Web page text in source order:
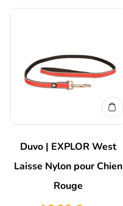
Duvo | EXPLOR West
Laisse Nylon pour Chien
Rouge